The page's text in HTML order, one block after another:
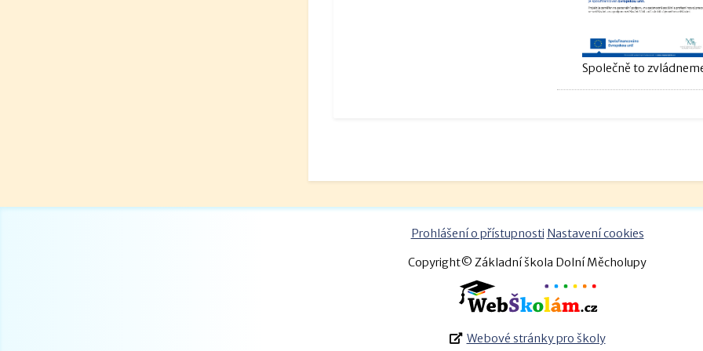
Společně to
Prohlášení o přístupnosti Nastavení cookies
Copyright© Základní škola Dolní Měcholupy
Webové stránky pro školy